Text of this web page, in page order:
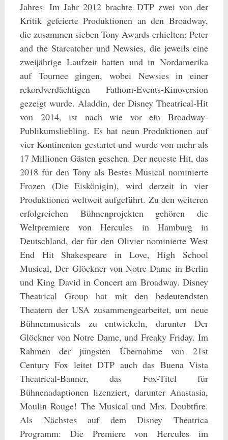
Jahres. Im Jahr 2012 brachte DTP zwei von der
Kritik gefeierte Produktionen an den Broadway,
die zusammen sieben Tony Awards erhielten: Peter
and the Starcatcher und Newsies, die jeweils eine
zweijährige Laufzeit hatten und in Nordamerika
auf Tournee gingen, wobei Newsies in einer
rekordverdächtigen Fathom-Events-Kinoversion
gezeigt wurde. Aladdin, der Disney Theatrical-Hit
von 2014, ist nach wie vor ein Broadway-
Publikumsliebling. Es hat neun Produktionen auf
vier Kontinenten gestartet und wurde von mehr als
17 Millionen Gästen gesehen. Der neueste Hit, das
2018 für den Tony als Bestes Musical nominierte
Frozen (Die Eiskönigin), wird derzeit in vier
Produktionen weltweit aufgeführt. Zu den weiteren
erfolgreichen Bühnenprojekten gehören die
Weltpremiere von Hercules in Hamburg in
Deutschland, der für den Olivier nominierte West
End Hit Shakespeare in Love, High School
Musical, Der Glöckner von Notre Dame in Berlin
und King David in Concert am Broadway. Disney
Theatrical Group hat mit den bedeutendsten
Theatern der USA zusammengearbeitet, um neue
Bühnenmusicals zu entwickeln, darunter Der
Glöckner von Notre Dame, und Freaky Friday. Im
Rahmen der jüngsten Übernahme von 21st
Century Fox leitet DTP auch das Buena Vista
Theatrical-Banner, das Fox-Titel für
Bühnenadaptionen lizenziert, darunter Anastasia,
Moulin Rouge! The Musical und Mrs. Doubtfire.
Als Nächstes auf dem Disney Theatrica
Programm: Die Premiere von Hercules im